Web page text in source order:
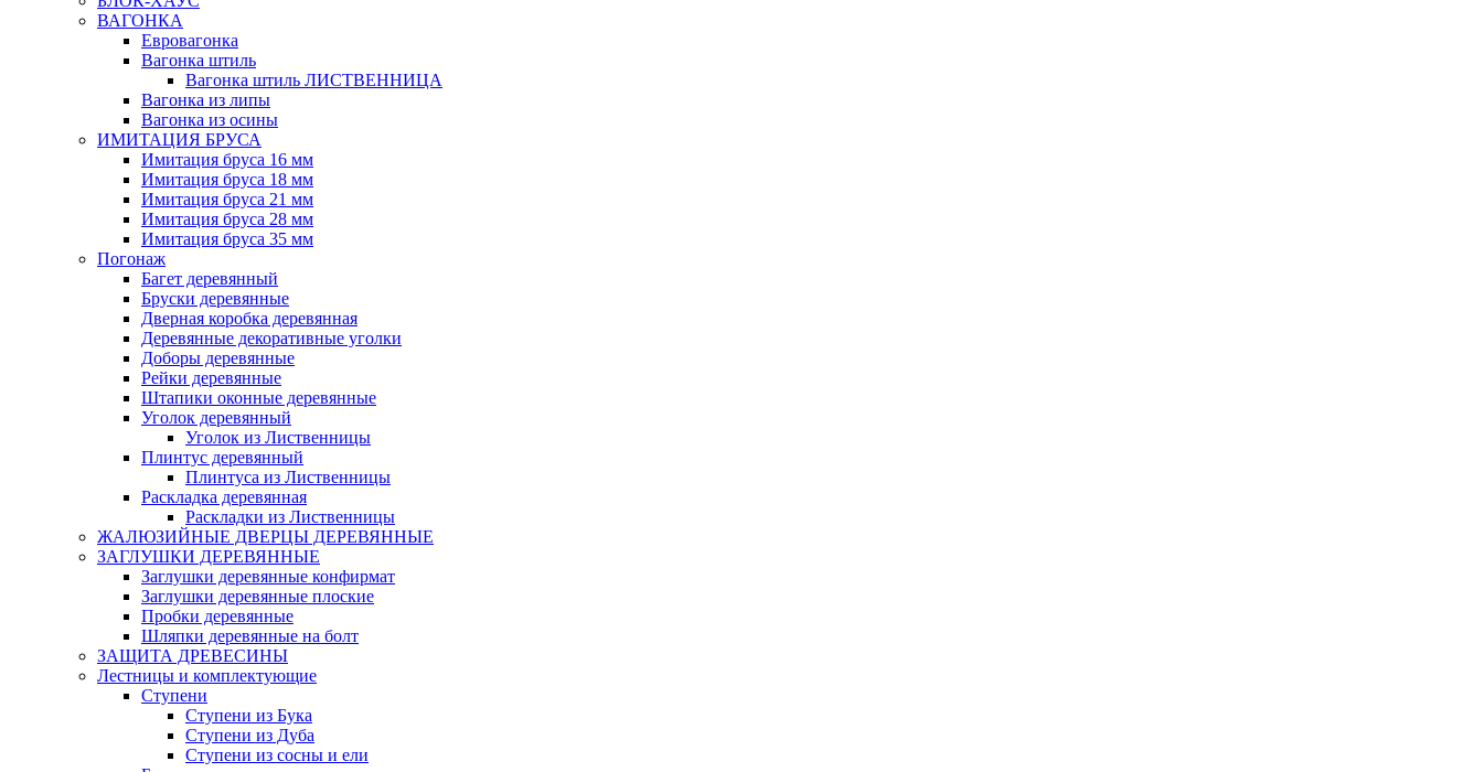
ВАГОНКА
Евровагонка
Вагонка штиль
Вагонка штиль ЛИСТВЕННИЦА
Вагонка из липы
Вагонка из осины
ИМИТАЦИЯ БРУСА
Имитация бруса 16 мм
Имитация бруса 18 мм
Имитация бруса 21 мм
Имитация бруса 28 мм
Имитация бруса 35 мм
Погонаж
Багет деревянный
Бруски деревянные
Дверная коробка деревянная
Деревянные декоративные уголки
Доборы деревянные
Рейки деревянные
Штапики оконные деревянные
Уголок деревянный
Уголок из Лиственницы
Плинтус деревянный
Плинтуса из Лиственницы
Раскладка деревянная
Раскладки из Лиственницы
ЖАЛЮЗИЙНЫЕ ДВЕРЦЫ ДЕРЕВЯННЫЕ
ЗАГЛУШКИ ДЕРЕВЯННЫЕ
Заглушки деревянные конфирмат
Заглушки деревянные плоские
Пробки деревянные
Шляпки деревянные на болт
ЗАЩИТА ДРЕВЕСИНЫ
Лестницы и комплектующие
Ступени
Ступени из Бука
Ступени из Дуба
Ступени из сосны и ели